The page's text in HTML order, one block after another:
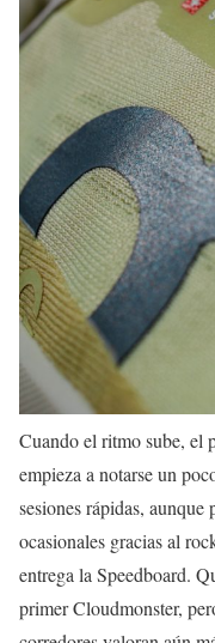
Cuando el ritmo sube,
empieza a notarse un
sesiones rápidas,
ocasionales gracias al
entrega la Speedboard.
primer Cloudmonster,